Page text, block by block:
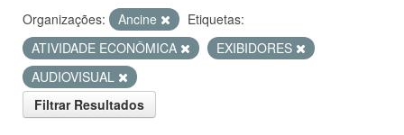
Organizações: Ancine
Etiquetas:
ATIVIDADE ECONÔMICA
EXIBIDORES
AUDIOVISUAL
Filtrar Resultados